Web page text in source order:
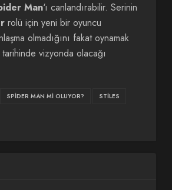
Man‘ı canlandırabilir. Serinin
rolü için yeni bir oyuncu
olmadığını fakat oynamak
tarihinde vizyonda olacağı
SPIDER MAN MI OLUYOR?
STILES